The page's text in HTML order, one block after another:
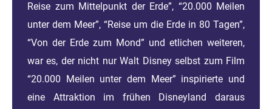
Reise zum Mittelpunkt der Erde”, “20.000 Meilen
unter dem Meer”, “Reise um die Erde in 80 Tagen”,
“Von der Erde zum Mond” und etlichen weiteren,
war es, der nicht nur Walt Disney selbst zum Film
“20.000 Meilen unter dem Meer” inspirierte und
eine Attraktion im frühen Disneyland daraus